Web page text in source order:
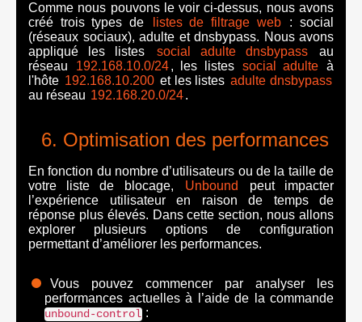
Comme nous pouvons le voir ci-dessus, nous avons
créé trois types de
listes de filtrage web
: social
(réseaux sociaux), adulte et dnsbypass. Nous avons
appliqué les listes
social adulte dnsbypass
au
réseau
192.168.10.0/24, les listes social adulte à
l'hôte 192.168.10.200 et les listes adulte dnsbypass
au réseau 192.168.20.0/24.
Optimisation des performances
En fonction du nombre d’utilisateurs ou de la taille de
votre liste de blocage,
Unbound
peut impacter
l’expérience utilisateur en raison de temps de
réponse plus élevés. Dans cette section, nous allons
explorer plusieurs options de configuration
permettant d’améliorer les performances.
Vous pouvez commencer par analyser les
performances actuelles à l’aide de la commande
unbound-control: